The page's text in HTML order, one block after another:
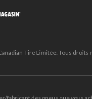
Tire Limitée. Tous droits